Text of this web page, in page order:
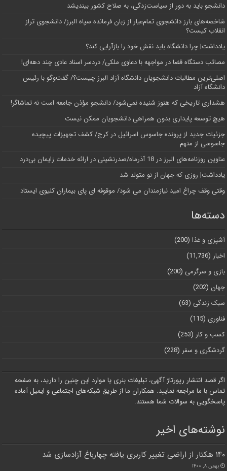
دانشجو باید به دور از سیاست‌زدگی، به صلاح کشور بیندیشد
شاخصه‌های بارز دانشجوی تمام‌عیار از زبان فرمانده سپاه البرز/ دانشجوی تراز
انقلاب کیست؟
یادداشت| چرا دانشگاه باید نقش خود را بازآرایی کند؟
مصائب دستگاه قضا در مواجهه با دعاوی ملکی/ دردسر اسناد عادی چند‌ دهه‌ای!
اصلی‌ترین مطالبات دانشجویان دانشگاه آزاد البرز چیست؟/ گفت‌وگو با رئیس
دانشگاه آز‌اد
هشداری تاریخی که هنوز شنیده نمی‌شود/ دانشجو مؤذن جامعه است نه تماشاگر!
هیچ توسعه پایداری بدون همراهی دانشجویان ممکن نیست
جزئیات جدید از پرونده جاسوس اسرائیل در کرج/‌ کشف تجهیزات پیچیده
جاسوسی از متهم
عناوین روزنامه‌های البرز در ‌18 آذرماه/صدرنشینی در ارائه خدمات زایمان بی‌درد
یادداشت| روزی که جهان از نو متولد شد
وقتی وقف چراغ امید نیازمندان می شود/ موقوفه ای پای بیماران کلیوی ایستاد
دسته‌ها
آشپزی و غذا (200)
اخبار (11,736)
بازی و سرگرمی (200)
جهان (202)
سبک زندگی (63)
فناوری (115)
کسب و کار (253)
گردشگری و سفر (228)
اگر قصد انتشار رپورتاژ آگهی، تبلیغات بنری یا موارد این چنین را دارید، به صفحه
تماس با ما مراجعه نمایید. همکاران ما از طریق شبکه‌های اجتماعی و ایمیل آماده
پاسخگویی به سوالات شما هستند.
نوشته‌های اخیر
۱۴۰ هکتار از اراضی تغییر کاربری یافته چهارباغ آزادسازی شد
بهمن ۸, ۱۴۰۰